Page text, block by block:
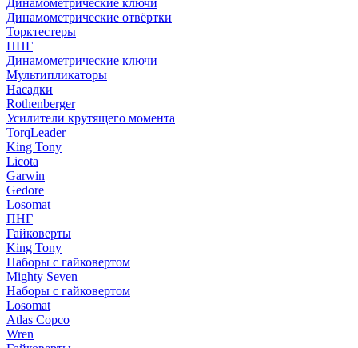
Динамометрические ключи
Динамометрические отвёртки
Торктестеры
ПНГ
Динамометрические ключи
Мультипликаторы
Насадки
Rothenberger
Усилители крутящего момента
TorqLeader
King Tony
Licota
Garwin
Gedore
Losomat
ПНГ
Гайковерты
King Tony
Наборы с гайковертом
Mighty Seven
Наборы с гайковертом
Losomat
Atlas Copco
Wren